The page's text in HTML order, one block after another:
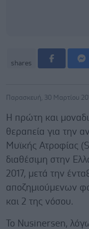
shares
Παρασκευή, 30 Μαρτίου
H πρώτη και
θεραπεία για την
Μυϊκής Ατροφίας
διαθέσιμη στην
2017, μετά την
αποζημιούμενων
και 2 της νόσου.
Το Nusinersen,